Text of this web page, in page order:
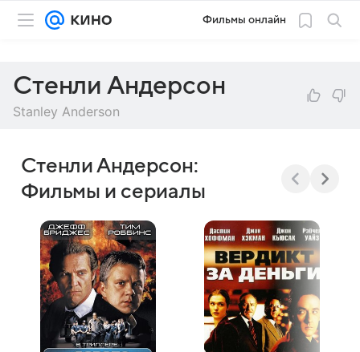
Фильмы онлайн
Стенли Андерсон
Stanley Anderson
Стенли Андерсон:
Фильмы и сериалы